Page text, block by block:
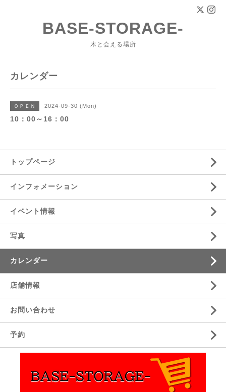
BASE-STORAGE-
木と会える場所
カレンダー
ＯＰＥＮ 2024-09-30 (Mon)
10：00～16：00
トップページ
インフォメーション
イベント情報
写真
カレンダー
店舗情報
お問い合わせ
予約